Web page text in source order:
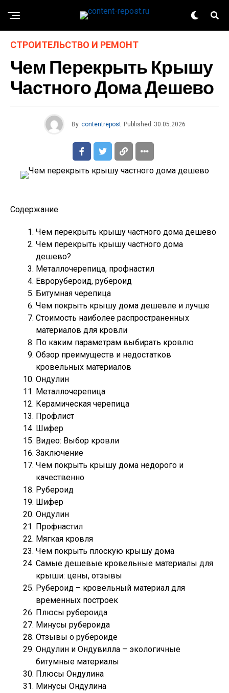
СТРОИТЕЛЬСТВО И РЕМОНТ
Чем Перекрыть Крышу
Частного Дома Дешево
By contentrepost Published 30.05.2026
Содержание
Чем перекрыть крышу частного дома дешево
Чем перекрыть крышу частного дома
дешево?
Металлочерепица, профнастил
Еврорубероид, рубероид
Битумная черепица
Чем покрыть крышу дома дешевле и лучше
Стоимость наиболее распространенных
материалов для кровли
По каким параметрам выбирать кровлю
Обзор преимуществ и недостатков
кровельных материалов
Ондулин
Металлочерепица
Керамическая черепица
Профлист
Шифер
Видео: Выбор кровли
Заключение
Чем покрыть крышу дома недорого и
качественно
Рубероид
Шифер
Ондулин
Профнастил
Мягкая кровля
Чем покрыть плоскую крышу дома
Самые дешевые кровельные материалы для
крыши: цены, отзывы
Рубероид – кровельный материал для
временных построек
Плюсы рубероида
Минусы рубероида
Отзывы о рубероиде
Ондулин и Ондувилла – экологичные
битумные материалы
Плюсы Ондулина
Минусы Ондулина